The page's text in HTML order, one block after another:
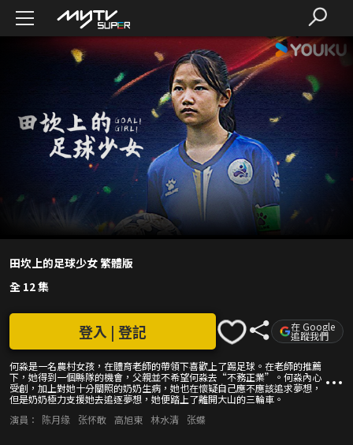
田坎上的足球少女 繁體版
全 12 集
何淼是一名農村女孩，在體育老師的帶領下喜歡上了踢足球。在老師的推薦
下，她得到一個縣隊的機會，父親並不希望何淼去“不務正業”。何淼內心
受創，加上對她十分關照的奶奶生病，她也在懷疑自己應不應該追求夢想，
但是奶奶極力支援她去追逐夢想，她便踏上了離開大山的三輪車。
登入 | 登記 在 Google
追蹤我們
演員： 陈月缘 张怀敢 高旭東 林水清 张蝶